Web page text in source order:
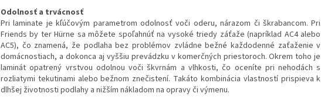
Odolnosť a trvácnosť
Pri laminate je kľúčovým parametrom odolnosť voči oderu, nárazom či škrabancom. Pri
Friends by ter Hürne sa môžete spoľahnúť na vysoké triedy záťaže (napríklad AC4 alebo
AC5), čo znamená, že podlaha bez problémov zvládne bežné každodenné zaťaženie v
domácnostiach, a dokonca aj vyššiu prevádzku v komerčných priestoroch. Okrem toho je
laminát opatrený vrstvou odolnou voči škvrnám a vlhkosti, čo oceníte pri nehodách s
rozliatymi tekutinami alebo bežnom znečistení. Takáto kombinácia vlastností prispieva k
dlhšej životnosti podlahy a nižším nákladom na opravy či výmenu.